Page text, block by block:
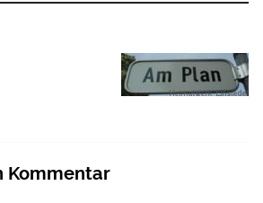
Kommentar